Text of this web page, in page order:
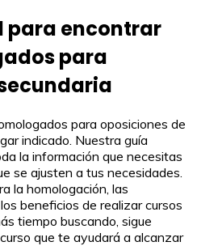
para encontrar
para
para oposiciones de
indicado. Nuestra guía
la información que necesitas
se ajusten a tus necesidades.
la homologación, las
beneficios de realizar cursos
tiempo buscando, sigue
que te ayudará a alcanzar